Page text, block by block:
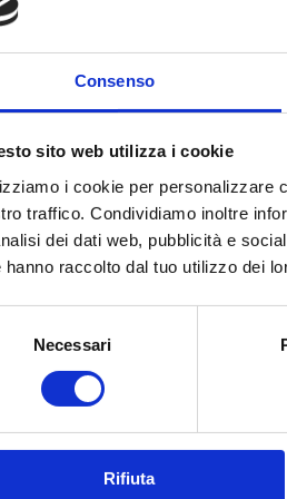
Consenso
sito web utilizza i cookie
i cookie per personalizzare
traffico. Condividiamo inoltre
dei dati web, pubblicità e
hanno raccolto dal tuo utilizzo dei
Necessari
Rifiuta
la nuova applicazione
non residente in città, voglia
procedere con il pagamento della
nel pieno rispetto del